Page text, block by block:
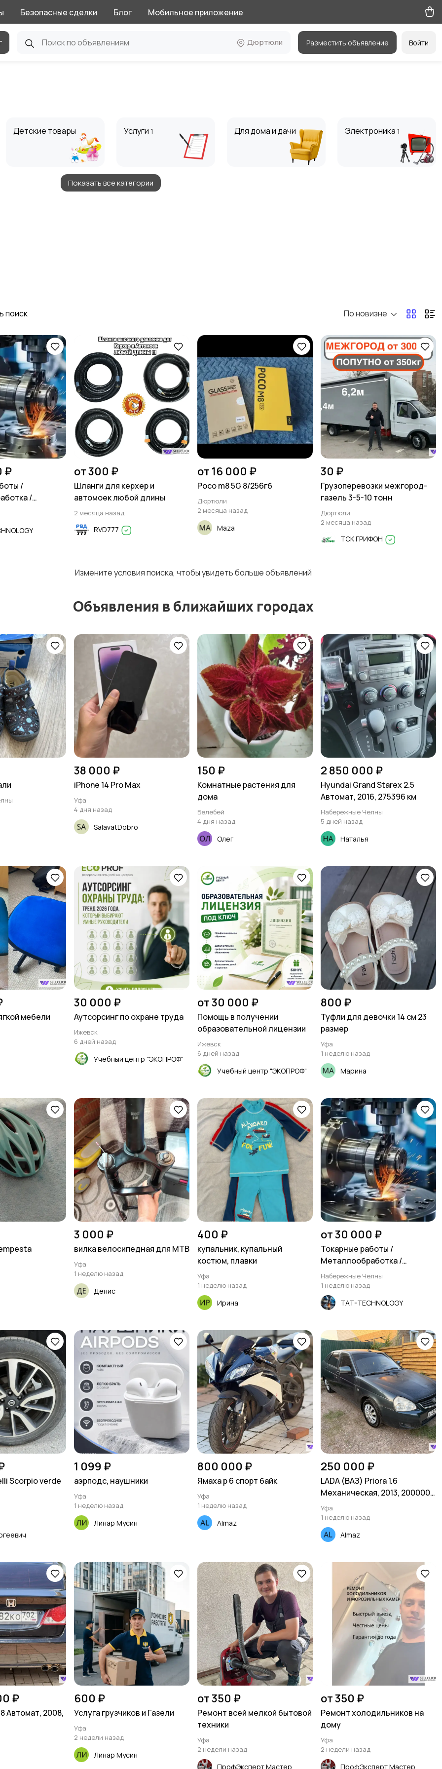
Безопасные сделки Блог Мобильное приложение
Дюртюли Разместить объявление Войти
Детские товары Услуги 1 Для дома и дачи Электроника 1
Для Бизнеса
Показать все категории
поиск По новизне
₽
/
/
от 300 ₽
Шланги для керхер и
автомоек любой длины
2 месяца назад
RVD777
от 16 000 ₽
Poco m8 5G 8/256гб
Дюртюли
2 месяца назад
Maza
30 ₽
Грузоперевозки межгород-
газель 3-5-10 тонн
Дюртюли
2 месяца назад
ТСК ГРИФОН
Измените условия поиска, чтобы увидеть больше объявлений
Объявления в ближайших городах
38 000 ₽
iPhone 14 Pro Max
Уфа
4 дня назад
SalavatDobro
150 ₽
Комнатные растения для
дома
Белебей
4 дня назад
Олег
2 850 000 ₽
Hyundai Grand Starex 2.5
Автомат, 2016, 275396 км
Набережные Челны
5 дней назад
Наталья
мебели
30 000 ₽
Аутсорсинг по охране труда
Ижевск
6 дней назад
Учебный центр "ЭКОПРОФ"
от 30 000 ₽
Помощь в получении
образовательной лицензии
Ижевск
6 дней назад
Учебный центр "ЭКОПРОФ"
800 ₽
Туфли для девочки 14 см 23
размер
Уфа
1 неделю назад
Марина
3 000 ₽
вилка велосипедная для MTB
Уфа
1 неделю назад
Денис
400 ₽
купальник, купальный
костюм, плавки
Уфа
1 неделю назад
Ирина
от 30 000 ₽
Токарные работы /
Металлообработка /
Фрезеровка
Набережные Челны
1 неделю назад
TAT-TECHNOLOGY
Scorpio verde
1 099 ₽
аэрподс, наушники
Уфа
1 неделю назад
Линар Мусин
800 000 ₽
Ямаха р 6 спорт байк
Уфа
1 неделю назад
Almaz
250 000 ₽
LADA (ВАЗ) Priora 1.6
Механическая, 2013, 200000
км
Уфа
1 неделю назад
Almaz
₽
Автомат, 2008,
600 ₽
Услуга грузчиков и Газели
Уфа
2 недели назад
Линар Мусин
от 350 ₽
Ремонт всей мелкой бытовой
техники
Уфа
2 недели назад
ПрофЭксперт Мастер
от 350 ₽
Ремонт холодильников на
дому
Уфа
2 недели назад
ПрофЭксперт Мастер